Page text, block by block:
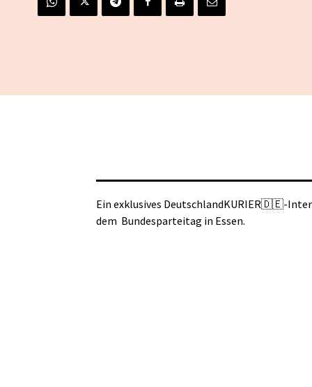
Ein exklusives DeutschlandKURIER🇩🇪-
dem Bundesparteitag in Essen.